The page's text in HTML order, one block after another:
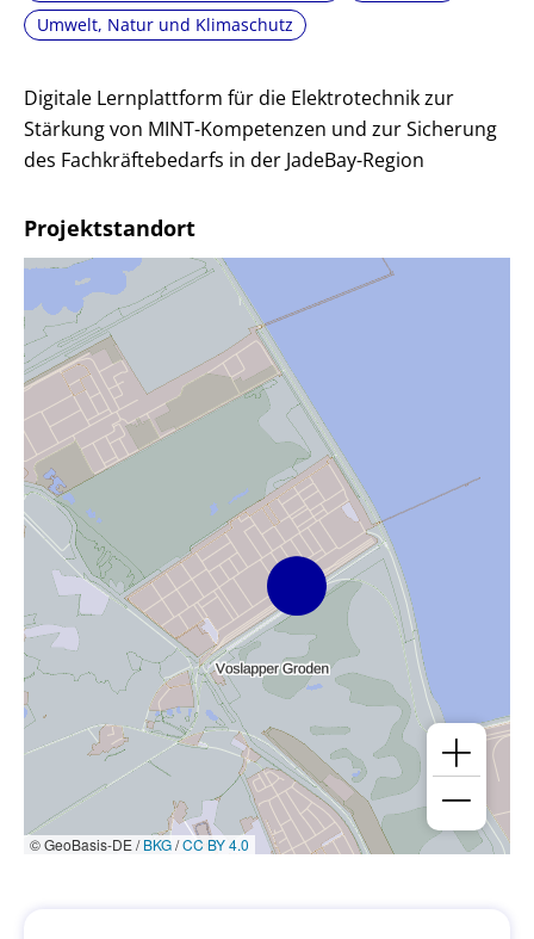
Umwelt, Natur und Klimaschutz
Digitale Lernplattform für die Elektrotechnik zur
Stärkung von MINT-Kompetenzen und zur Sicherung
des Fachkräftebedarfs in der JadeBay-Region
Projektstandort
© GeoBasis-DE /BKG/CC BY 4.0